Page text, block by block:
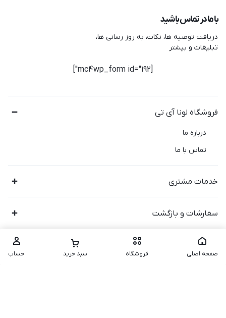
با ما در تماس باشید
دریافت توصیه ها، نکات، به روز رسانی ها،
تبلیغات و بیشتر
[mc4wp_form id="192"]
فروشگاه لونا آی تی
درباره ما
تماس با ما
خدمات مشتری
سفارشات و بازگشت
صفحه اصلی فروشگاه سبد خرید حساب